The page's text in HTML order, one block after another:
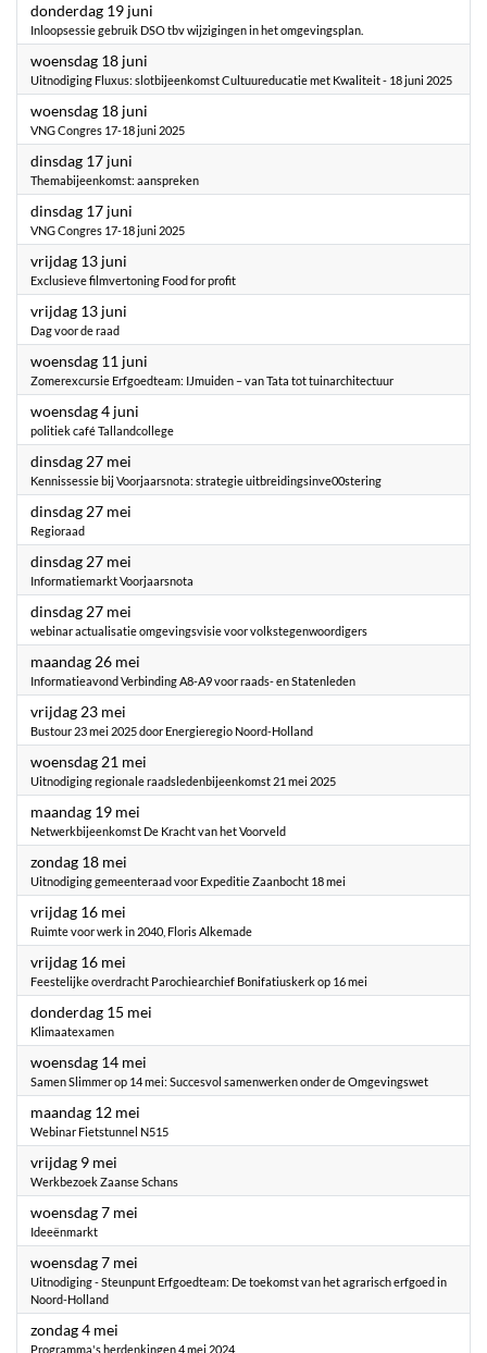
donderdag 19 juni
Inloopsessie gebruik DSO tbv wijzigingen in het omgevingsplan.
woensdag 18 juni
Uitnodiging Fluxus: slotbijeenkomst Cultuureducatie met Kwaliteit - 18 juni 2025
woensdag 18 juni
VNG Congres 17-18 juni 2025
dinsdag 17 juni
Themabijeenkomst: aanspreken
dinsdag 17 juni
VNG Congres 17-18 juni 2025
vrijdag 13 juni
Exclusieve filmvertoning Food for profit
vrijdag 13 juni
Dag voor de raad
woensdag 11 juni
Zomerexcursie Erfgoedteam: IJmuiden – van Tata tot tuinarchitectuur
woensdag 4 juni
politiek café Tallandcollege
dinsdag 27 mei
Kennissessie bij Voorjaarsnota: strategie uitbreidingsinve00stering
dinsdag 27 mei
Regioraad
dinsdag 27 mei
Informatiemarkt Voorjaarsnota
dinsdag 27 mei
webinar actualisatie omgevingsvisie voor volkstegenwoordigers
maandag 26 mei
Informatieavond Verbinding A8-A9 voor raads- en Statenleden
vrijdag 23 mei
Bustour 23 mei 2025 door Energieregio Noord-Holland
woensdag 21 mei
Uitnodiging regionale raadsledenbijeenkomst 21 mei 2025
maandag 19 mei
Netwerkbijeenkomst De Kracht van het Voorveld
zondag 18 mei
Uitnodiging gemeenteraad voor Expeditie Zaanbocht 18 mei
vrijdag 16 mei
Ruimte voor werk in 2040, Floris Alkemade
vrijdag 16 mei
Feestelijke overdracht Parochiearchief Bonifatiuskerk op 16 mei
donderdag 15 mei
Klimaatexamen
woensdag 14 mei
Samen Slimmer op 14 mei: Succesvol samenwerken onder de Omgevingswet
maandag 12 mei
Webinar Fietstunnel N515
vrijdag 9 mei
Werkbezoek Zaanse Schans
woensdag 7 mei
Ideeënmarkt
woensdag 7 mei
Uitnodiging - Steunpunt Erfgoedteam: De toekomst van het agrarisch erfgoed in
Noord-Holland
zondag 4 mei
Programma's herdenkingen 4 mei 2024